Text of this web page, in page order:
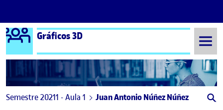
Saltar al contenido
Logo Ágora
Gráficos 3D
Semestre 20211 - Aula 1 Juan Antonio Núñez Núñez